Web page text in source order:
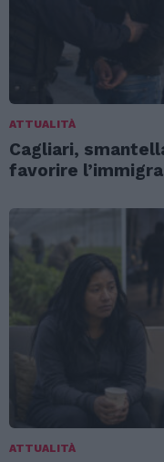
ATTUALITÀ
Cagliari,
favorire
ATTUALITÀ